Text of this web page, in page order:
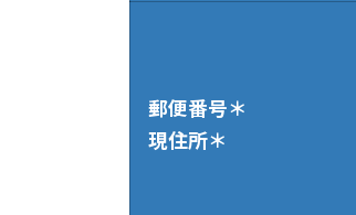
郵便番号＊
現住所＊